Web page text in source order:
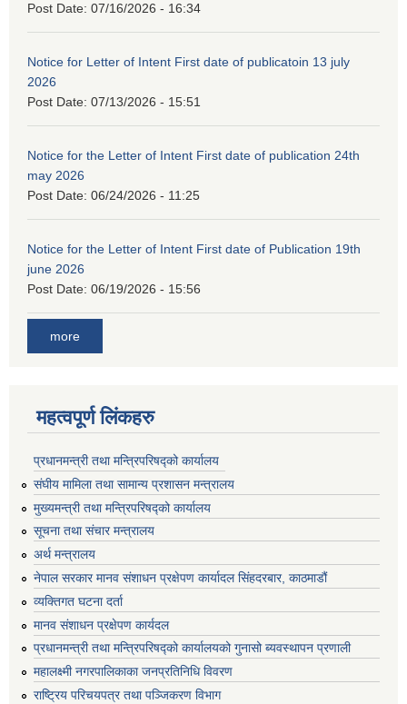
Post Date: 07/16/2026 - 16:34
Notice for Letter of Intent First date of publicatoin 13 july
2026
Post Date: 07/13/2026 - 15:51
Notice for the Letter of Intent First date of publication 24th
may 2026
Post Date: 06/24/2026 - 11:25
Notice for the Letter of Intent First date of Publication 19th
june 2026
Post Date: 06/19/2026 - 15:56
more
महत्वपूर्ण लिंकहरु
प्रधानमन्त्री तथा मन्त्रिपरिषद्को कार्यालय
संघीय मामिला तथा सामान्य प्रशासन मन्त्रालय
मुख्यमन्त्री तथा मन्त्रिपरिषद्को कार्यालय
सूचना तथा संचार मन्त्रालय
अर्थ मन्त्रालय
नेपाल सरकार मानव संशाधन प्रक्षेपण कार्यादल सिंहदरबार, काठमाडौं
व्यक्तिगत घटना दर्ता
मानव संशाधन प्रक्षेपण कार्यदल
प्रधानमन्त्री तथा मन्त्रिपरिषद्को कार्यालयको गुनासो ब्यवस्थापन प्रणाली
महालक्ष्मी नगरपालिकाका जनप्रतिनिधि विवरण
राष्ट्रिय परिचयपत्र तथा पञ्जिकरण विभाग